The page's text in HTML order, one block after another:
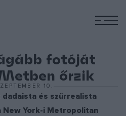
fotóját
őrzik
10.
és szürrealista
New York-i Metropolitan